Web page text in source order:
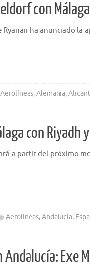
con
ha anunciado la
Aerolíneas,Alemania,
con
a partir del próximo
Aerolíneas,Andalucía,
Exe